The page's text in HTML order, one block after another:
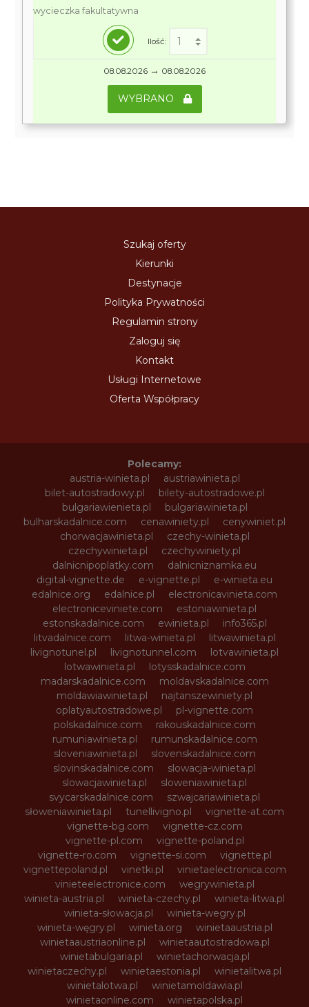
wycieczka fakultatywna
Ilość:
08.08.2026 → 08.08.2026
WYBRANO
Szukaj oferty
Kierunki
Destynacje
Polityka Prywatności
Regulamin strony
Zaloguj się
Kontakt
Usługi Internetowe
Oferta Współpracy
Polecamy:
austria-winieta.pl
austriawinieta.pl
bilet-autostradowy.pl
bilety-autostradowe.pl
bulgariawienieta.pl
bulgariawinieta.pl
bulharskadalnice.com
cenawiniety.pl
cenywiniet.pl
chorwacjawinieta.pl
czechy-winieta.pl
czechywinieta.pl
czechywiniety.pl
dalnicnipoplatky.com
dalnicniznamka.eu
digital-vignette.de
e-vignette.pl
e-winieta.eu
edalnice.org
edalnice.pl
electronicavinieta.com
electroniceviniete.com
estoniawinieta.pl
estonskadalnice.com
ewinieta.pl
info365.pl
litvadalnice.com
litwa-winieta.pl
litwawinieta.pl
livignotunel.pl
livignotunnel.com
lotvawinieta.pl
lotwawinieta.pl
lotysskadalnice.com
madarskadalnice.com
moldavskadalnice.com
moldawiawinieta.pl
najtanszewiniety.pl
oplatyautostradowe.pl
pl-vignette.com
polskadalnice.com
rakouskadalnice.com
rumuniawinieta.pl
rumunskadalnice.com
sloveniawinieta.pl
slovenskadalnice.com
slovinskadalnice.com
slowacja-winieta.pl
slowacjawinieta.pl
sloweniawinieta.pl
svycarskadalnice.com
szwajcariawinieta.pl
słoweniawinieta.pl
tunellivigno.pl
vignette-at.com
vignette-bg.com
vignette-cz.com
vignette-pl.com
vignette-poland.pl
vignette-ro.com
vignette-si.com
vignette.pl
vignettepoland.pl
vinetki.pl
vinietaelectronica.com
vinieteelectronice.com
wegrywinieta.pl
winieta-austria.pl
winieta-czechy.pl
winieta-litwa.pl
winieta-słowacja.pl
winieta-wegry.pl
winieta-węgry.pl
winieta.org
winietaaustria.pl
winietaaustriaonline.pl
winietaautostradowa.pl
winietabulgaria.pl
winietachorwacja.pl
winietaczechy.pl
winietaestonia.pl
winietalitwa.pl
winietalotwa.pl
winietamoldawia.pl
winietaonline.com
winietapolska.pl